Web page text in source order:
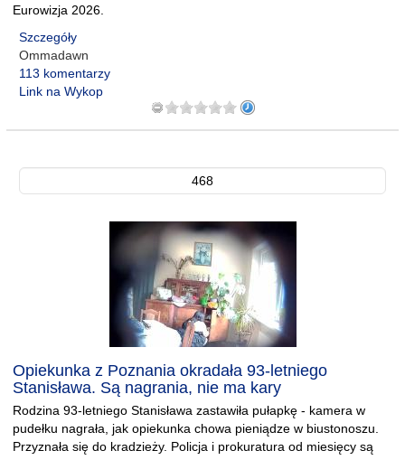
Eurowizja 2026.
Szczegóły
Ommadawn
113 komentarzy
Link na Wykop
468
Opiekunka z Poznania okradała 93-letniego
Stanisława. Są nagrania, nie ma kary
Rodzina 93-letniego Stanisława zastawiła pułapkę - kamera w
pudełku nagrała, jak opiekunka chowa pieniądze w biustonoszu.
Przyznała się do kradzieży. Policja i prokuratura od miesięcy są